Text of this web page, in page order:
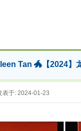
Tan 🐲【2024】
表于: 2024-01-23